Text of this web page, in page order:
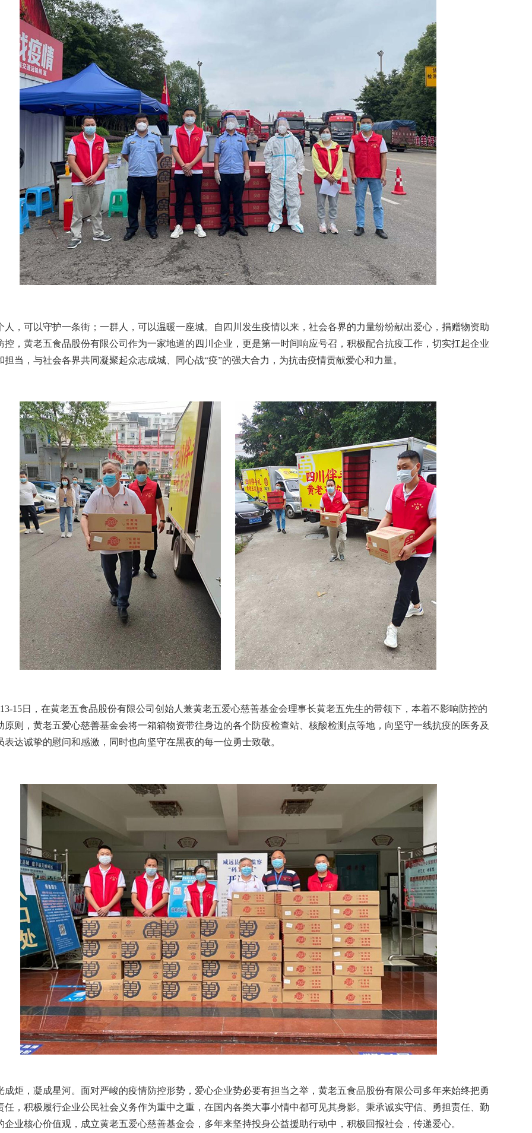
可以守护一条街；一群人，可以温暖一座城。自四川发生疫情以来，社会各界的力量纷纷献出爱心，捐赠物资助
控，黄老五食品股份有限公司作为一家地道的四川企业，更是第一时间响应号召，积极配合抗疫工作，切实扛起企业
担当，与社会各界共同凝聚起众志成城、同心战“疫”的强大合力，为抗击疫情贡献爱心和力量。
日，在黄老五食品股份有限公司创始人兼黄老五爱心慈善基金会理事长黄老五先生的带领下，本着不影响防控的
原则，黄老五爱心慈善基金会将一箱箱物资带往身边的各个防疫检查站、核酸检测点等地，向坚守一线抗疫的医务及
表达诚挚的慰问和感激，同时也向坚守在黑夜的每一位勇士致敬。
，凝成星河。面对严峻的疫情防控形势，爱心企业势必要有担当之举，黄老五食品股份有限公司多年来始终把勇
任，积极履行企业公民社会义务作为重中之重，在国内各类大事小情中都可见其身影。秉承诚实守信、勇担责任、勤
企业核心价值观，成立黄老五爱心慈善基金会，多年来坚持投身公益援助行动中，积极回报社会，传递爱心。